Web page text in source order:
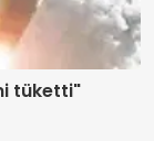
tüketti"